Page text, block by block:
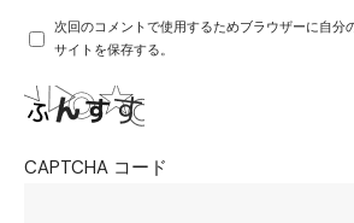
次回のコメントで使用するためブラウザーに自分
サイトを保存する。
CAPTCHA コード